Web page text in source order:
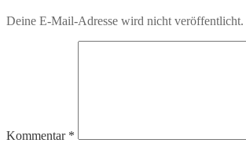
Deine E-Mail-Adresse wird nicht veröffentlicht.
Kommentar *